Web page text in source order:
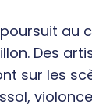
au
Des
sur les